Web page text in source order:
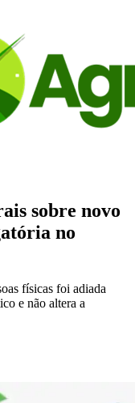
sobre novo
no
físicas foi adiada
e não altera a